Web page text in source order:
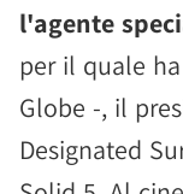
l'agente
per il quale
Globe -, il
Designated